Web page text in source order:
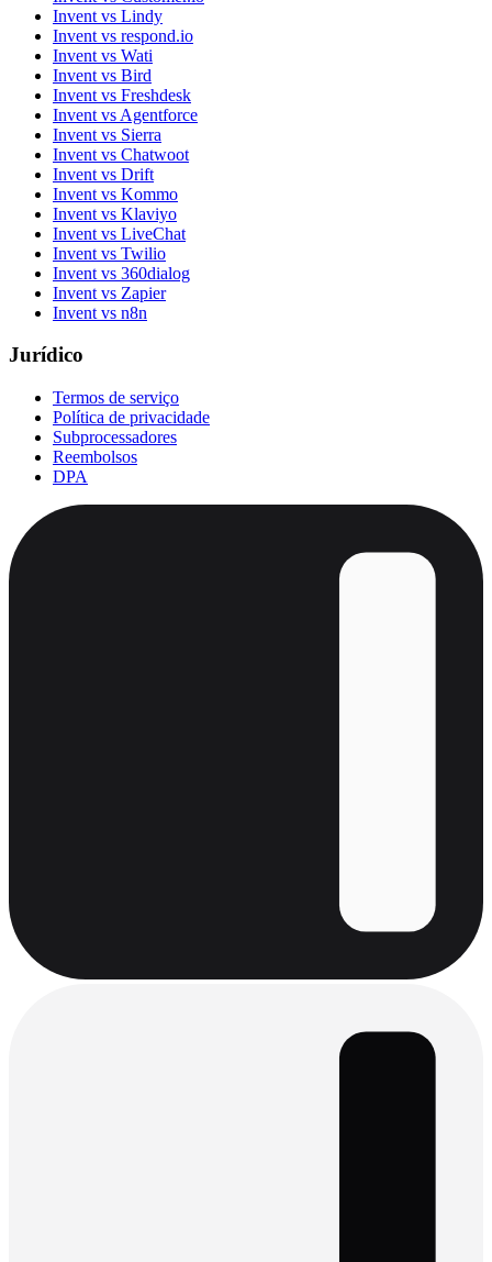
Invent vs Lindy
Invent vs respond.io
Invent vs Wati
Invent vs Bird
Invent vs Freshdesk
Invent vs Agentforce
Invent vs Sierra
Invent vs Chatwoot
Invent vs Drift
Invent vs Kommo
Invent vs Klaviyo
Invent vs LiveChat
Invent vs Twilio
Invent vs 360dialog
Invent vs Zapier
Invent vs n8n
Jurídico
Termos de serviço
Política de privacidade
Subprocessadores
Reembolsos
DPA